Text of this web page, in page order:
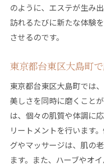
のように、エステが生み
訪れるたびに新たな体験
させるのです。
東京都台東区大島町
東京都台東区大島町では
美しさを同時に磨くこと
は、個々の肌質や体調に
リートメントを行います
グやマッサージは、肌の
ます。また、ハーブやオ